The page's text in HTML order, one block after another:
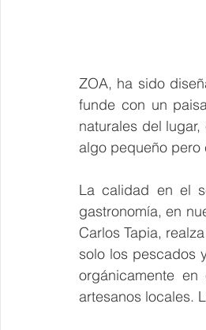
ZOA, ha sido
funde con un
naturales del
algo pequeño pero
La calidad en el
gastronomía, en
Carlos Tapia,
solo los pescados
orgánicamente
artesanos locales.